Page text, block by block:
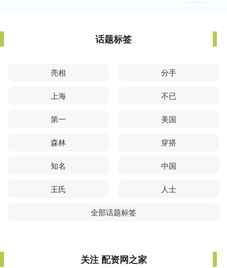
话题标签
亮相 分手
上海 不已
第一 美国
森林 穿搭
知名 中国
王氏 人士
全部话题标签
关注 配资网之家